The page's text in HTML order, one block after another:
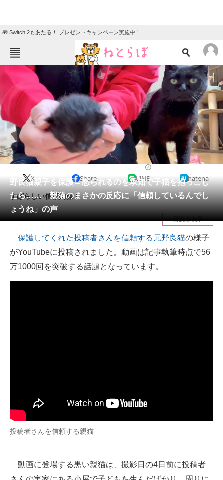
🎁 Switch 2もあたる！ プレゼントキャンペーン実施中！
ねとらぼメニュー
TOP ニュース
クイズ
グルメ 地域
住まい 教育・育児
動物 リサーチ
会員記事
メディア
注目記事を集めた総合ページ
ITの今と未来を見通す
スマホと通信の最新トレンド
マーケ×ITの今がよく分かる
ITエンジニア向け専門サイト
野良猫親子を保護→怒られるのを承知で子猫を抱っこし
たら…… 親猫のまさかの反応に「信頼しているんでし
ょうね」の声
X Share LINE hatena
すばらしい信頼関係！
目次を表示
保護してくれた投稿者さんを信頼する元野良猫の様子
がYouTubeに投稿されました。動画は記事執筆時点で56
万1000回を突破する話題となっています。
投稿者さんを信頼する親猫
動画に登場する黒い親猫は、撮影日の4日前に投稿者